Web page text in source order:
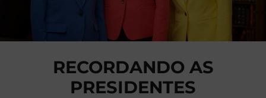
RECORDANDO AS
PRESIDENTES